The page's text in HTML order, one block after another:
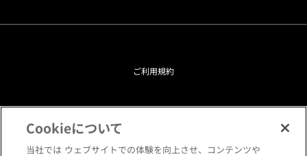
ご利用規約
プライバシーポリシー
クッキーポリシー
Cookieについて
当社では ウェブサイトでの体験を向上させ、コンテンツや